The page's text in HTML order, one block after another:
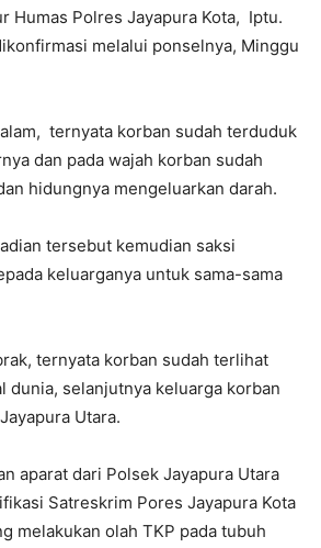
Humas Polres Jayapura Kota, Iptu.
melalui ponselnya, Minggu
ternyata korban sudah terduduk
dan pada wajah korban sudah
hidungnya mengeluarkan darah.
tersebut kemudian saksi
keluarganya untuk sama-sama
ternyata korban sudah terlihat
dunia, selanjutnya keluarga korban
Utara.
aparat dari Polsek Jayapura Utara
Satreskrim Pores Jayapura Kota
melakukan olah TKP pada tubuh